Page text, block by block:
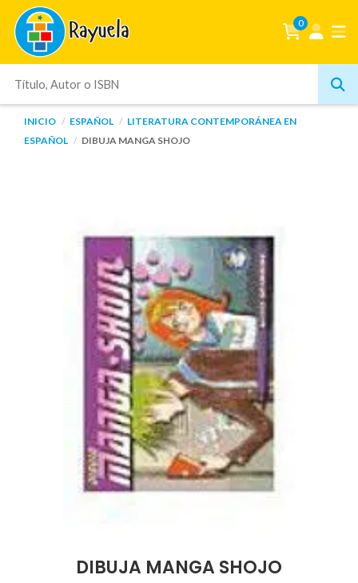
0
INICIO ESPAÑOL
LITERATURA CONTEMPORÁNEA EN
ESPAÑOL
DIBUJA MANGA SHOJO
DIBUJA MANGA SHOJO